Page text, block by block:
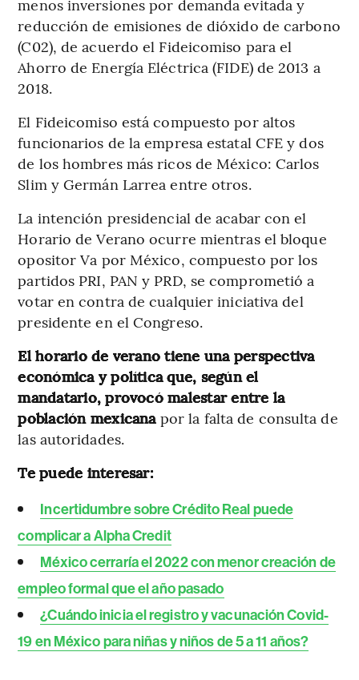
menos inversiones por demanda evitada y
reducción de emisiones de dióxido de carbono
(C02), de acuerdo el Fideicomiso para el
Ahorro de Energía Eléctrica (FIDE) de 2013 a
2018.
El Fideicomiso está compuesto por altos
funcionarios de la empresa estatal CFE y dos
de los hombres más ricos de México: Carlos
Slim y Germán Larrea entre otros.
La intención presidencial de acabar con el
Horario de Verano ocurre mientras el bloque
opositor Va por México, compuesto por los
partidos PRI, PAN y PRD, se comprometió a
votar en contra de cualquier iniciativa del
presidente en el Congreso.
El horario de verano tiene una perspectiva
económica y política que, según el
mandatario, provocó malestar entre la
población mexicana por la falta de consulta de
las autoridades.
Te puede interesar:
Incertidumbre sobre Crédito Real puede
complicar a Alpha Credit
México cerraría el 2022 con menor creación de
empleo formal que el año pasado
¿Cuándo inicia el registro y vacunación Covid-
19 en México para niñas y niños de 5 a 11 años?